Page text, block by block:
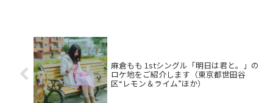
麻倉もも 1stシングル「明日は君と。」の
ロケ地をご紹介します（東京都世田谷
区“レモン＆ライム”ほか）